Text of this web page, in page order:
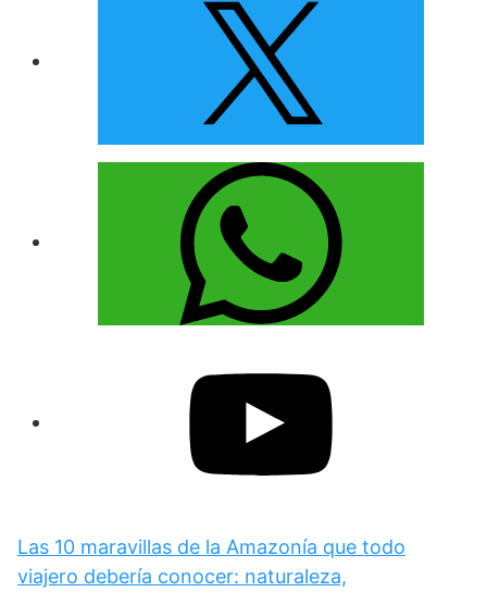
Las 10 maravillas de la Amazonía que todo
viajero debería conocer: naturaleza,